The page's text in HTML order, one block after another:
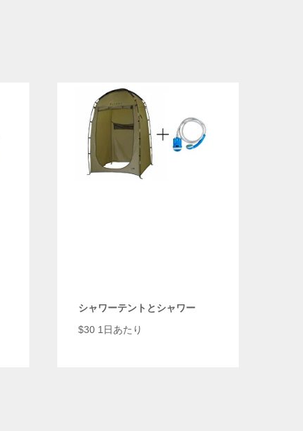
シャワーテントとシャワー
$30 1日あたり